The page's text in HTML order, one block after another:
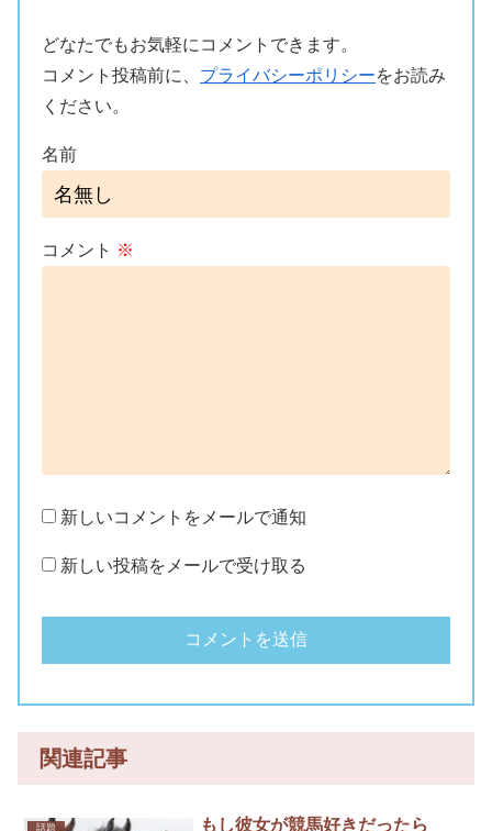
どなたでもお気軽にコメントできます。
コメント投稿前に、 プライバシーポリシーをお読み
ください。
名前
コメント ※
新しいコメントをメールで通知
新しい投稿をメールで受け取る
関連記事
話題 もし彼女が競馬好きだったら